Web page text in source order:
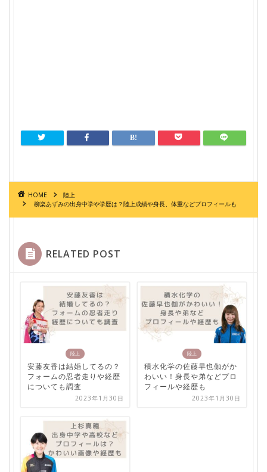
HOME
陸上
柳楽あずみの出身中学や学歴は？陸上成績や身長、体重などプロフィールも
RELATED POST
陸上
安藤友香は結婚してるの？
フォームの忍者走りや経歴
についても調査
2023年1月30日
陸上
積水化学の佐藤早也伽がか
わいい！身長や弟などプロ
フィールや経歴も
2023年1月30日